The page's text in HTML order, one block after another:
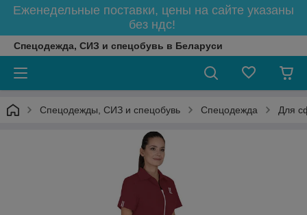
Еженедельные поставки, цены на сайте указаны
без ндс!
Спецодежда, СИЗ и спецобувь в Беларуси
Спецодежды, СИЗ и спецобувь Спецодежда Для